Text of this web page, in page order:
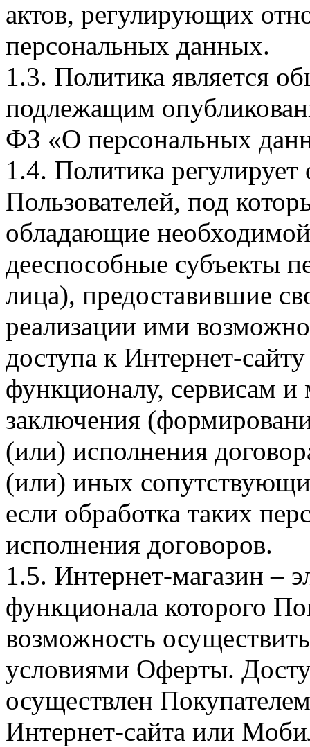
актов, регулирующих
персональных данных.
1.3. Политика является
подлежащим
ФЗ «О персональных
1.4. Политика
Пользователей, под
обладающие
дееспособные субъекты
лица), предоставившие
реализации ими
доступа к Интернет-
функционалу, сервисам и
заключения
(или) исполнения
(или) иных
если обработка таких
исполнения договоров.
1.5. Интернет-магазин –
функционала которого
возможность
условиями Оферты.
осуществлен
Интернет-сайта или